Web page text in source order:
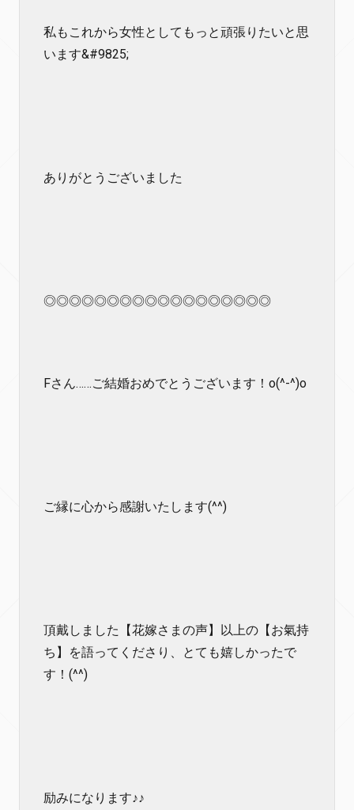
私もこれから女性としてもっと頑張りたいと思
います&#9825;
ありがとうございました
◎◎◎◎◎◎◎◎◎◎◎◎◎◎◎◎◎◎
Fさん……ご結婚おめでとうございます！o(^-^)o
ご縁に心から感謝いたします(^^)
頂戴しました【花嫁さまの声】以上の【お氣持
ち】を語ってくださり、とても嬉しかったで
す！(^^)
励みになります♪♪